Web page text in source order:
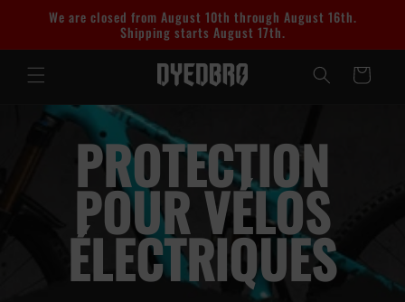
passer
contenu
We are closed from August 10th through August 16th.
Shipping starts August 17th.
Panier
PROTECTION
POUR VÉLOS
ÉLECTRIQUES